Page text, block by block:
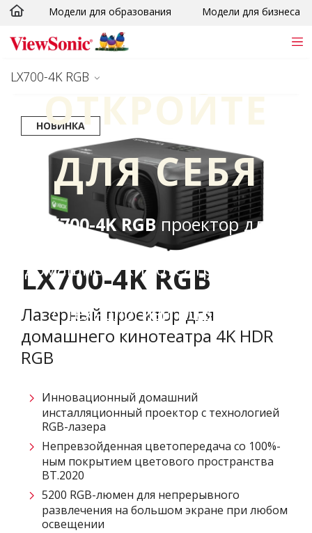
Skip to main content
Модели для образования Модели для бизнеса
LX700-4K RGB
НОВИНКА
LX700-4K RGB
Лазерный проектор для
домашнего кинотеатра 4K HDR
RGB
Инновационный домашний
инсталляционный проектор с технологией
RGB-лазера
Непревзойденная цветопередача со 100%-
ным покрытием цветового пространства
BT.2020
5200 RGB-люмен для непрерывного
развлечения на большом экране при любом
освещении
ОТКРОЙТЕ
ДЛЯ СЕБЯ
LX700-4K RGBпроектор для
домашнего кинотеатра 4K HDR
с технологией RGB Laser